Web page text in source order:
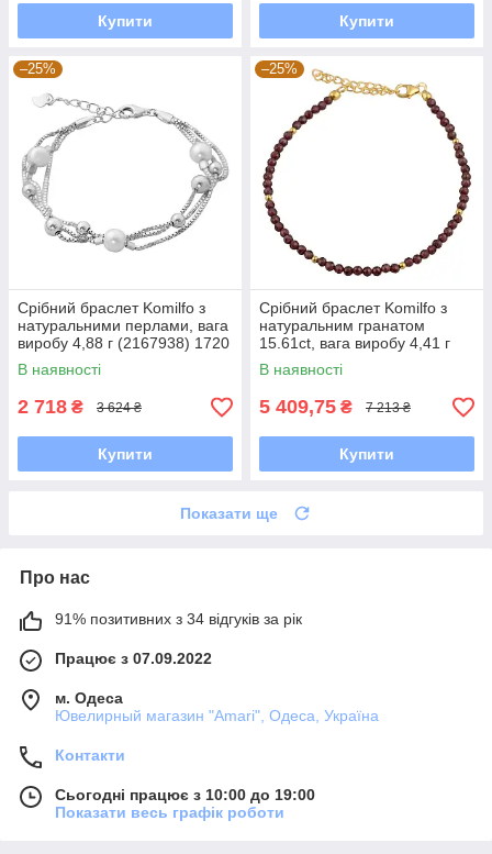
Купити Купити
–25%
Срібний браслет Komilfo з
натуральними перлами, вага
виробу 4,88 г (2167938) 1720
розмір
В наявності
2 718 ₴ 3 624 ₴
Купити
–25%
Срібний браслет Komilfo з
натуральним гранатом
15.61ct, вага виробу 4,41 г
(2126706) 2025 розмір
В наявності
5 409,75 ₴ 7 213 ₴
Купити
Показати ще
Про нас
91% позитивних з 34 відгуків за рік
Працює з 07.09.2022
м. Одеса
Ювелирный магазин "Amari", Одеса, Україна
Контакти
Сьогодні працює з 10:00 до 19:00
Показати весь графік роботи